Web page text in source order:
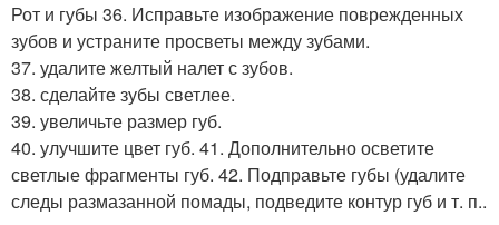
Рот и губы 36. Исправьте изображение поврежденных
зубов и устраните просветы между зубами.
37. удалите желтый налет с зубов.
38. сделайте зубы светлее.
39. увеличьте размер губ.
40. улучшите цвет губ. 41. Дополнительно осветите
светлые фрагменты губ. 42. Подправьте губы (удалите
следы размазанной помады, подведите контур губ и т. п..